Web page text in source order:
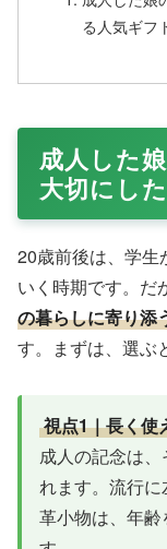
る人気ギフ
成人した
大切にし
20歳前後は、学生
いく時期です。だ
の暮らしに寄り添
す。まずは、選ぶ
視点1｜長く使
成人の記念は
れます。流行
革小物は、年